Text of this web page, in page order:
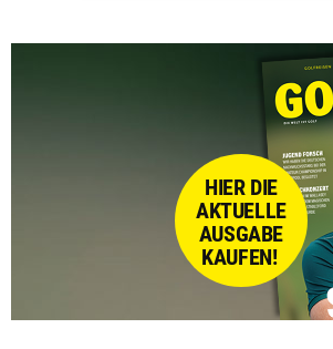
HIER DIE
AKTUELLE
AUSGABE
KAUFEN!